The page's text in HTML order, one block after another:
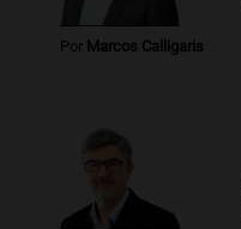
Por Marcos Calligaris